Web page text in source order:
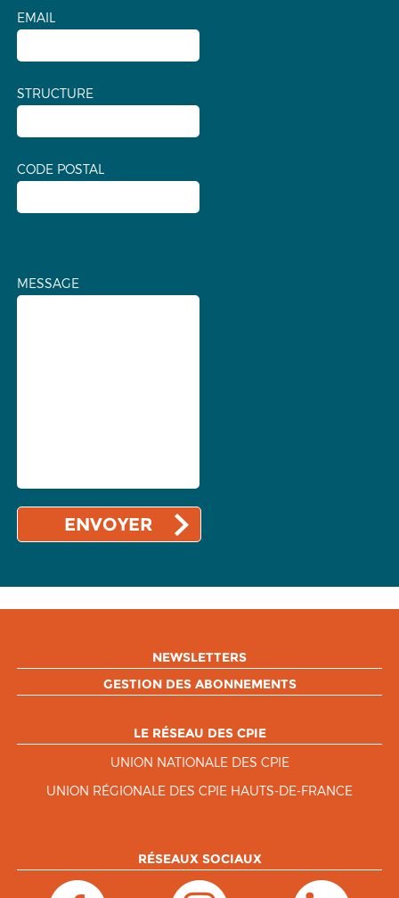
EMAIL
STRUCTURE
CODE POSTAL
MESSAGE
NEWSLETTERS
GESTION DES ABONNEMENTS
LE RÉSEAU DES CPIE
UNION NATIONALE DES CPIE
UNION RÉGIONALE DES CPIE HAUTS-DE-FRANCE
RÉSEAUX SOCIAUX